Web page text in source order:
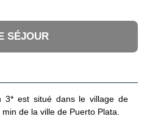
SÉJOUR
3* est situé dans le village de
de la ville de Puerto Plata.